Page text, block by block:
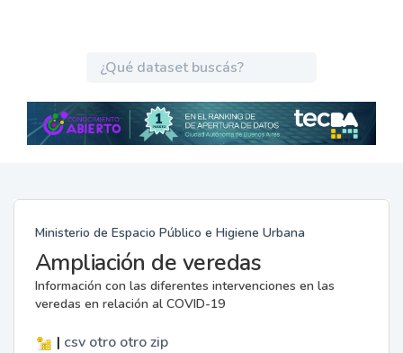
Ministerio de Espacio Público e Higiene Urbana
Ampliación de veredas
Información con las diferentes intervenciones en las
veredas en relación al COVID-19
| csv otro otro zip